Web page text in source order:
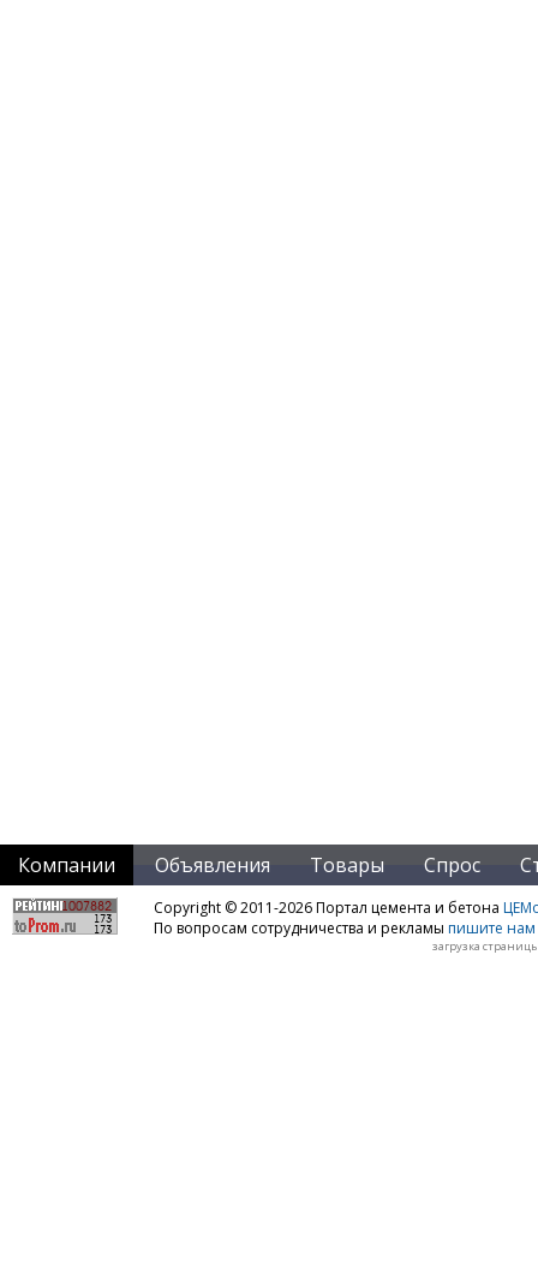
Компании Объявления Товары Спрос
Copyright © 2011-2026 Портал цемента и бетона
По вопросам сотрудничества и рекламы пишите нам
загрузка